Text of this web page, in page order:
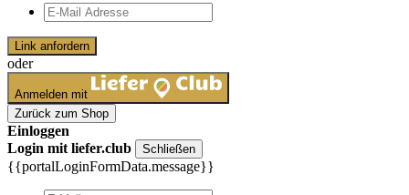
Link anfordern
oder
Anmelden mit
Zurück zum Shop
Einloggen
Login mit liefer.club
Schließen
{{portalLoginFormData.message}}